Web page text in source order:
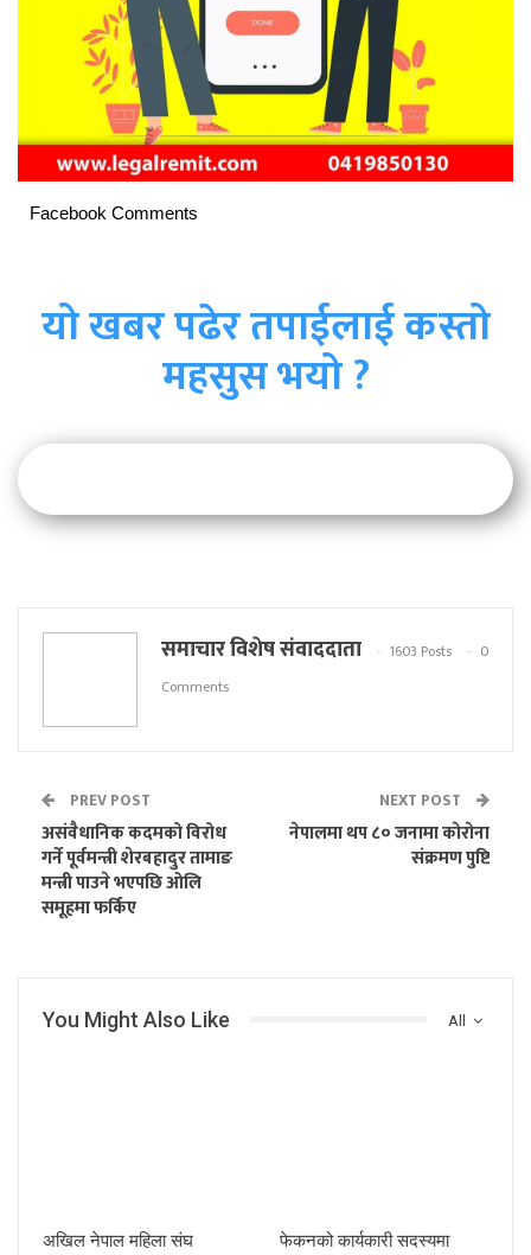
Facebook Comments
यो खबर पढेर तपाईलाई कस्तो
महसुस भयो ?
समाचार विशेष संवाददाता 1603 Posts
0
Comments
PREV POST
असंवैधानिक कदमको विरोध
गर्ने पूर्वमन्त्री शेरबहादुर तामाङ
मन्त्री पाउने भएपछि ओलि
समूहमा फर्किए
NEXT POST
नेपालमा थप ८० जनामा काेराेना
संक्रमण पुष्टि
All
You Might Also Like
अखिल नेपाल महिला संघ फेकनको कार्यकारी सदस्यमा